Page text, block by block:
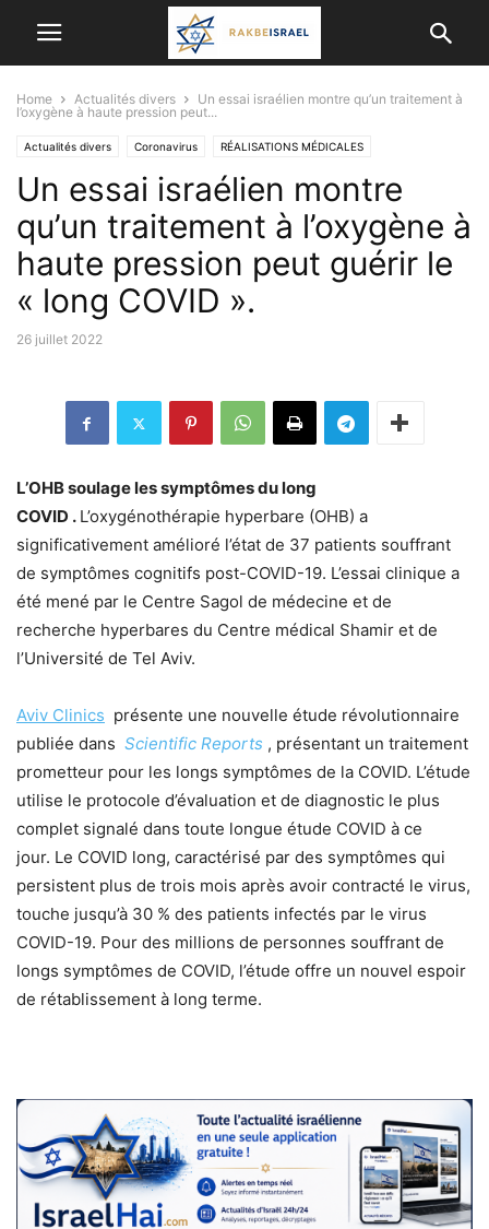
Home Actualités divers
Un essai israélien montre qu’un traitement à
l’oxygène à haute pression peut...
Actualités divers Coronavirus RÉALISATIONS MÉDICALES
Un essai israélien montre
qu’un traitement à l’oxygène à
haute pression peut guérir le
« long COVID ».
26 juillet 2022
L’OHB soulage les symptômes du long
COVID . L’oxygénothérapie hyperbare (OHB) a
significativement amélioré l’état de 37 patients souffrant
de symptômes cognitifs post-COVID-19. L’essai clinique a
été mené par le Centre Sagol de médecine et de
recherche hyperbares du Centre médical Shamir et de
l’Université de Tel Aviv.
Aviv Clinics présente une nouvelle étude révolutionnaire
publiée dans Scientific Reports , présentant un traitement
prometteur pour les longs symptômes de la COVID. L’étude
utilise le protocole d’évaluation et de diagnostic le plus
complet signalé dans toute longue étude COVID à ce
jour. Le COVID long, caractérisé par des symptômes qui
persistent plus de trois mois après avoir contracté le virus,
touche jusqu’à 30 % des patients infectés par le virus
COVID-19. Pour des millions de personnes souffrant de
longs symptômes de COVID, l’étude offre un nouvel espoir
de rétablissement à long terme.